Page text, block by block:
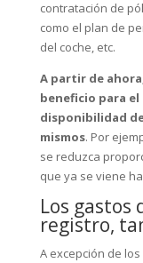
contratación de
como el plan de
del coche, etc.
A partir de
beneficio para
disponibilidad
mismos. Por
se reduzca
que ya se viene
Los gastos
registro,
A excepción de